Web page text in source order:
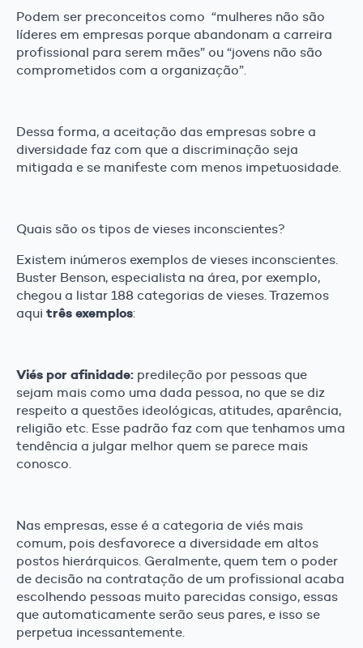
Podem ser preconceitos como “mulheres não são
líderes em empresas porque abandonam a carreira
profissional para serem mães” ou “jovens não são
comprometidos com a organização”.
Dessa forma, a aceitação das empresas sobre a
diversidade faz com que a discriminação seja
mitigada e se manifeste com menos impetuosidade.
Quais são os tipos de vieses inconscientes?
Existem inúmeros exemplos de vieses inconscientes.
Buster Benson, especialista na área, por exemplo,
chegou a listar 188 categorias de vieses. Trazemos
aqui três exemplos:
Viés por afinidade: predileção por pessoas que
sejam mais como uma dada pessoa, no que se diz
respeito a questões ideológicas, atitudes, aparência,
religião etc. Esse padrão faz com que tenhamos uma
tendência a julgar melhor quem se parece mais
conosco.
Nas empresas, esse é a categoria de viés mais
comum, pois desfavorece a diversidade em altos
postos hierárquicos. Geralmente, quem tem o poder
de decisão na contratação de um profissional acaba
escolhendo pessoas muito parecidas consigo, essas
que automaticamente serão seus pares, e isso se
perpetua incessantemente.